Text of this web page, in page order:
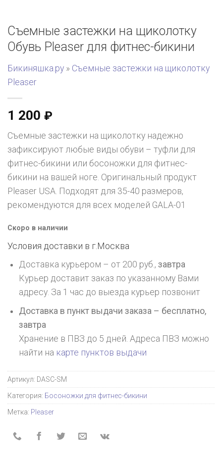
Съемные застежки на щиколотку
Обувь Pleaser для фитнес-бикини
Бикиняшка.ру » Съемные застежки на щиколотку
Pleaser
1 200 ₽
Съемные застежки на щиколотку надежно
зафиксируют любые виды обуви – туфли для
фитнес-бикини или босоножки для фитнес-
бикини на вашей ноге. Оригинальный продукт
Pleaser USA. Подходят для 35-40 размеров,
рекомендуются для всех моделей GALA-01
Скоро в наличии
Условия доставки в г. Москва
Доставка курьером – от 200 руб.,завтра
Курьер доставит заказ по указанному Вами
адресу. За 1 час до выезда курьер позвонит
Доставка в пункт выдачи заказа – бесплатно,
завтра
Хранение в ПВЗ до 5 дней. Адреса ПВЗ можно
найти на карте пунктов выдачи
Артикул: DASC-SM
Категория: Босоножки для фитнес-бикини
Метка: Pleaser